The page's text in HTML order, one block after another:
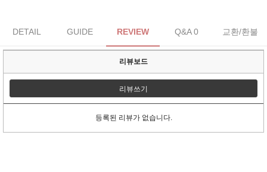
DETAIL GUIDE REVIEW Q&A 0 교환/환불
리뷰보드
리뷰쓰기
등록된 리뷰가 없습니다.